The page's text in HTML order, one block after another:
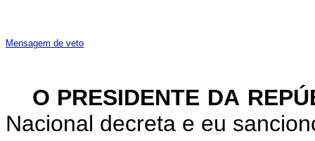
Mensagem de veto
O PRESIDENTE DA
Nacional decreta e eu